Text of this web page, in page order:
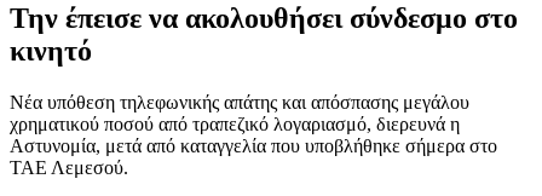
Την έπεισε να ακολουθήσει σύνδεσμο στο
κινητό
Νέα υπόθεση τηλεφωνικής απάτης και απόσπασης μεγάλου
χρηματικού ποσού από τραπεζικό λογαριασμό, διερευνά η
Αστυνομία, μετά από καταγγελία που υποβλήθηκε σήμερα στο
ΤΑΕ Λεμεσού.